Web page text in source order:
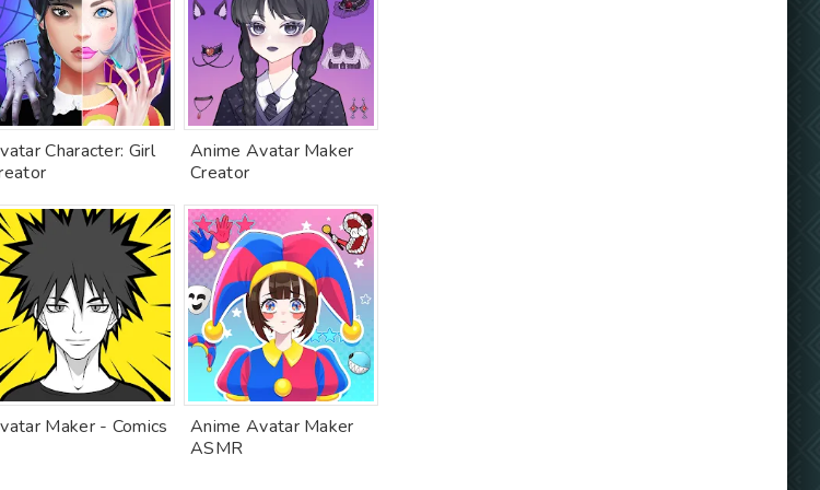
Character: Girl
Anime Avatar Maker
Creator
Maker - Comics
Anime Avatar Maker
ASMR